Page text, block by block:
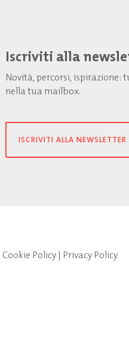
Iscriviti alla
Novità, percorsi,
nella tua mailbox.
ISCRIVITI ALLA NEWSLETTER
Cookie Policy| Privacy Policy